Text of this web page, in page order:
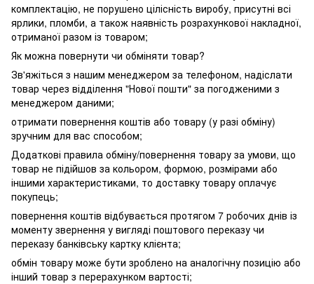
комплектацію, не порушено цілісність виробу, присутні всі
ярлики, пломби, а також наявність розрахункової накладної,
отриманої разом із товаром;
Як можна повернути чи обміняти товар?
Зв'яжіться з нашим менеджером за телефоном, надіслати
товар через відділення "Нової пошти" за погодженими з
менеджером даними;
отримати повернення коштів або товару (у разі обміну)
зручним для вас способом;
Додаткові правила обміну/повернення товару за умови, що
товар не підійшов за кольором, формою, розмірами або
іншими характеристиками, то доставку товару оплачує
покупець;
повернення коштів відбувається протягом 7 робочих днів із
моменту звернення у вигляді поштового переказу чи
переказу банківську картку клієнта;
обмін товару може бути зроблено на аналогічну позицію або
інший товар з перерахунком вартості;